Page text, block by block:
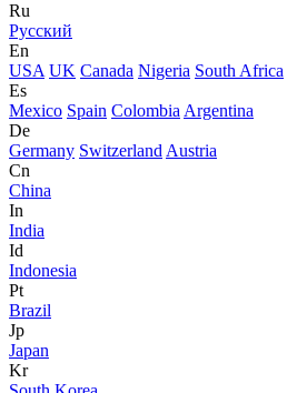
Ru
Русский
En
USA UK Canada Nigeria South Africa
Es
Mexico Spain Colombia Argentina
De
Germany Switzerland Austria
Cn
China
In
India
Id
Indonesia
Pt
Brazil
Jp
Japan
Kr